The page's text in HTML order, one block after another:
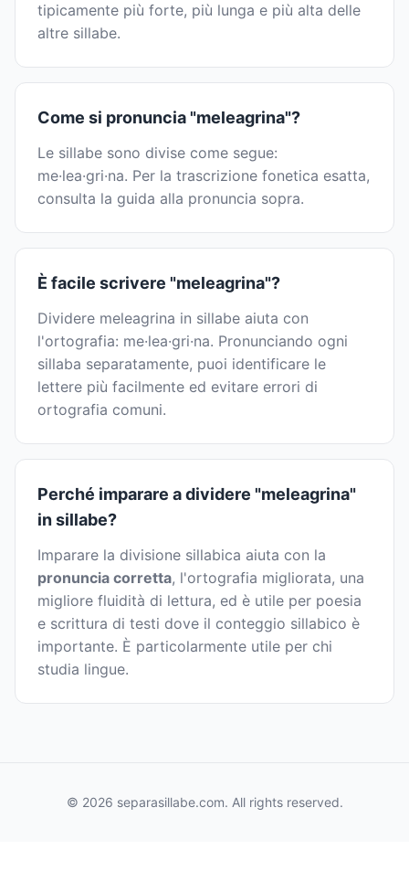
tipicamente più forte, più lunga e più alta delle
altre sillabe.
Come si pronuncia "meleagrina"?
Le sillabe sono divise come segue:
me·lea·gri·na. Per la trascrizione fonetica esatta,
consulta la guida alla pronuncia sopra.
È facile scrivere "meleagrina"?
Dividere meleagrina in sillabe aiuta con
l'ortografia: me·lea·gri·na. Pronunciando ogni
sillaba separatamente, puoi identificare le
lettere più facilmente ed evitare errori di
ortografia comuni.
Perché imparare a dividere "meleagrina"
in sillabe?
Imparare la divisione sillabica aiuta con la
pronuncia corretta, l'ortografia migliorata, una
migliore fluidità di lettura, ed è utile per poesia
e scrittura di testi dove il conteggio sillabico è
importante. È particolarmente utile per chi
studia lingue.
© 2026 separasillabe.com. All rights reserved.